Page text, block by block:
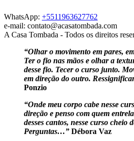
WhatsApp: +5511963627762
e-mail: contato@acasatombada.com
A Casa Tombada - Todos os direitos
“Olhar o movimento em pares,
Ter o fio nas mãos e olhar a
desse fio. Tecer o curso junto.
em direção do outro.
Ponzio
“Onde meu corpo cabe nesse
direção e penso com quem
desses cantos, nesse curso cheio
Perguntas…” Débora Vaz